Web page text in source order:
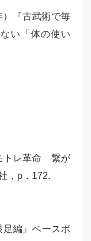
）『古武術で毎
い「体の使い
トレ革命 繋が
，p．172.
編』ベースボ